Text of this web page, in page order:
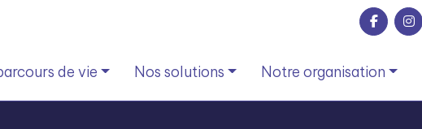
de vie Nos solutions Notre organisation